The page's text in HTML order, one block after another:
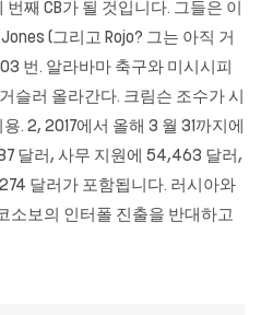
번째 CB가 될 것입니다. 그들은 이
(그리고 Rojo? 그는 아직 거
번. 알라바마 축구와 미시시피
슬러 올라간다. 크림슨 조수가 시
. 2, 2017에서 올해 3 월 31까지에
달러, 사무 지원에 54,463 달러,
달러가 포함됩니다. 러시아와
소보의 인터폴 진출을 반대하고